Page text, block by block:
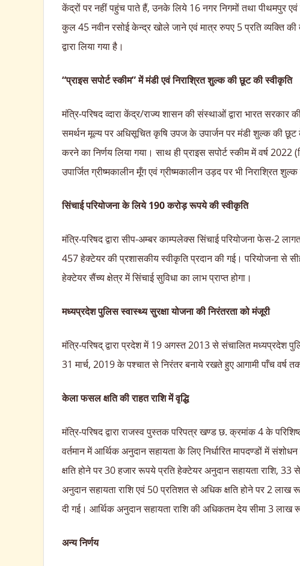
केंद्रों पर नहीं पहुंच पाते हैं, उनके लिये 16 नगर निगमों तथा पीथमपुर
कुल 45 नवीन रसोई केन्द्र खोले जाने एवं मात्र रुपए 5 प्रति व्यक्ति की
द्वारा लिया गया है।
“प्राइस सपोर्ट स्कीम” मेंमंडी एवं निराश्रित शुल्क की छूट की स्वीकृति
मंत्रि-परिषद व्दारा केंद्र/राज्य शासन की संस्थाओं द्वारा भारत
समर्थन मूल्य पर अधिसूचित कृषि उपज के उपार्जन पर मंडी शुल्क की
करने का निर्णय लिया गया। साथ ही प्राइस सपोर्ट स्कीम में वर्ष
उपार्जित ग्रीष्मकालीन मूँग एवं ग्रीष्मकालीन उड़द पर भी निराश्रित
सिंचाई परियोजना के लिये 190 करोड़ रूपये की स्वीकृति
मंत्रि-परिषद द्वारा सीप-अम्बर काम्पलेक्स सिंचाई परियोजना फेस-2
457 हेक्टेयर की प्रशासकीय स्वीकृति प्रदान की गई। परियोजना से
हेक्टेयर सैंच्य क्षेत्र में सिंचाई सुविधा का लाभ प्राप्त होगा।
मध्यप्रदेश पुलिस स्वास्थ्य सुरक्षा योजना की निरंतरता को मंजूरी
मंत्रि-परिषद् द्वारा प्रदेश में 19 अगस्त 2013 से संचालित मध्यप्रदेश
31 मार्च, 2019 के पश्चात से निरंतर बनाये रखते हुए आगामी पाँच वर्ष
केला फसल क्षति की राहत राशि में वृद्धि
मंत्रि-परिषद द्वारा राजस्व पुस्तक परिपत्र खण्ड छ. क्रमांक 4 के
वर्तमान में आर्थिक अनुदान सहायता के लिए निर्धारित मापदण्डों में
क्षति होने पर 30 हजार रूपये प्रति हेक्टेयर अनुदान सहायता राशि,
अनुदान सहायता राशि एवं 50 प्रतिशत से अधिक क्षति होने पर 2 लाख
दी गई। आर्थिक अनुदान सहायता राशि की अधिकतम देय सीमा 3
अन्य निर्णय